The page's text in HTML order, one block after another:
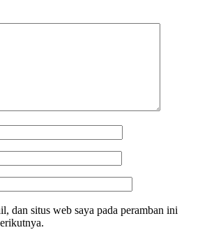
dan situs web saya pada peramban ini